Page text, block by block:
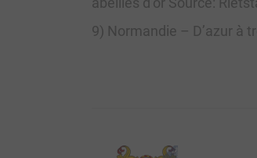
9) Normandie – D’azur à